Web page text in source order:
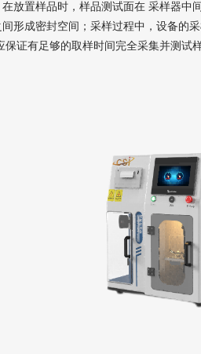
放置样品时，样品测试面在 采样器中
形成密封空间；采样过程中，设备的
保证有足够的取样时间完全采集并测试